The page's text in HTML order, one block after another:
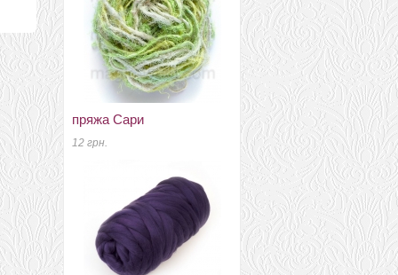
пряжа Сари
12 грн.
пряжа Пастила светлый
салат
90 грн.